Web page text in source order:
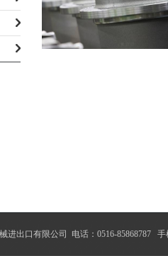
进出口有限公司 电话：0516-85868787